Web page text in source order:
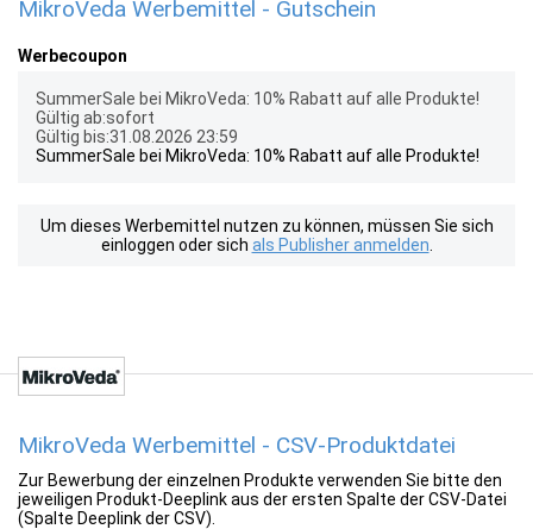
MikroVeda Werbemittel - Gutschein
Werbecoupon
SummerSale bei MikroVeda: 10% Rabatt auf alle Produkte!
Gültig ab:sofort
Gültig bis:31.08.2026 23:59
SummerSale bei MikroVeda: 10% Rabatt auf alle Produkte!
Um dieses Werbemittel nutzen zu können, müssen Sie sich
einloggen oder sich als Publisher anmelden
MikroVeda Werbemittel - CSV-Produktdatei
Zur Bewerbung der einzelnen Produkte verwenden Sie bitte den
jeweiligen Produkt-Deeplink aus der ersten Spalte der CSV-Datei
(Spalte Deeplink der CSV).